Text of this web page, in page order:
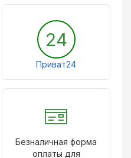
24
Приват24
Безналичная форма
оплаты для